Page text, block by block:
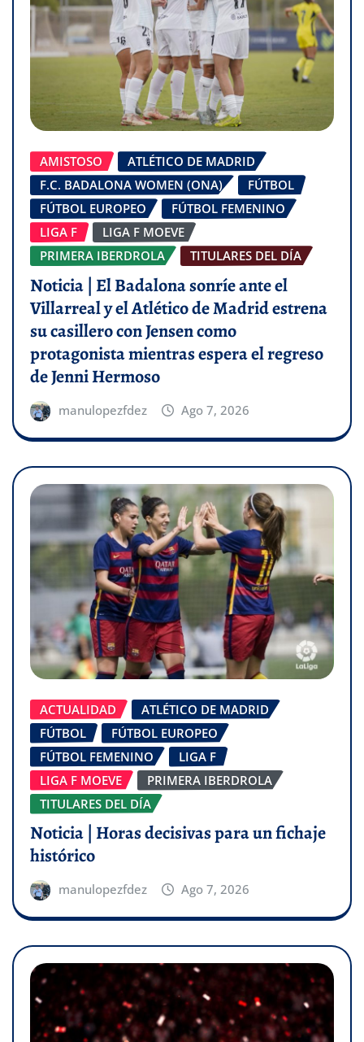
AMISTOSO
ATLÉTICO DE MADRID
F.C. BADALONA WOMEN (ONA)
FÚTBOL
FÚTBOL EUROPEO
FÚTBOL FEMENINO
LIGA F
LIGA F MOEVE
PRIMERA IBERDROLA
TITULARES DEL DÍA
Noticia | El Badalona sonríe ante el
Villarreal y el Atlético de Madrid estrena
su casillero con Jensen como
protagonista mientras espera el regreso
de Jenni Hermoso
manulopezfdez Ago 7, 2026
ACTUALIDAD
ATLÉTICO DE MADRID
FÚTBOL
FÚTBOL EUROPEO
FÚTBOL FEMENINO
LIGA F
LIGA F MOEVE
PRIMERA IBERDROLA
TITULARES DEL DÍA
Noticia | Horas decisivas para un fichaje
histórico
manulopezfdez Ago 7, 2026